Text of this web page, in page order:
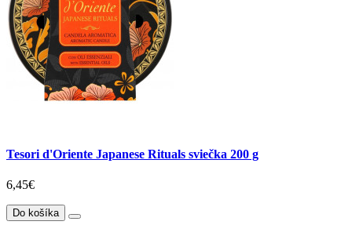
Tesori d'Oriente Japanese Rituals sviečka 200 g
6,45€
Do košíka